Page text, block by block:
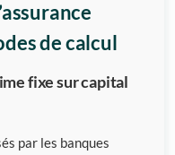
de calcul
fixe sur capital
par les banques